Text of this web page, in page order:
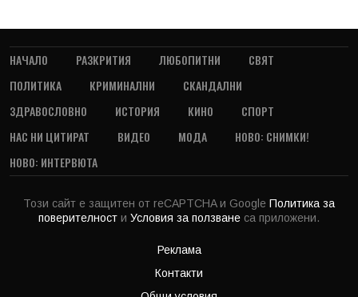
НАЧАЛО РАЗКРИТИЯ ЛЮБОПИТНИ
СВЯТ
ПОЛИТИКА
КРИМИНАЛНИ
СКАНДАЛНИ
ЗДРАВОСЛОВНО
ИСТОРИЯ КИНО
СПОРТ
НАС НИ ЦИТИРАТ
ВИДЕО МОДА
НОВО: СНИМКИ!
НОВО: ИНТЕРВЮТА
Този сайт е защитен от reCAPTCHA и Google Политика за
поверителност и Условия за ползване са приложени.
Реклама
Контакти